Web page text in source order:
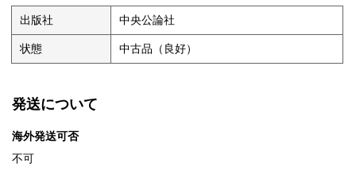
出版社 中央公論社
状態 中古品（良好）
発送について
海外発送可否
不可